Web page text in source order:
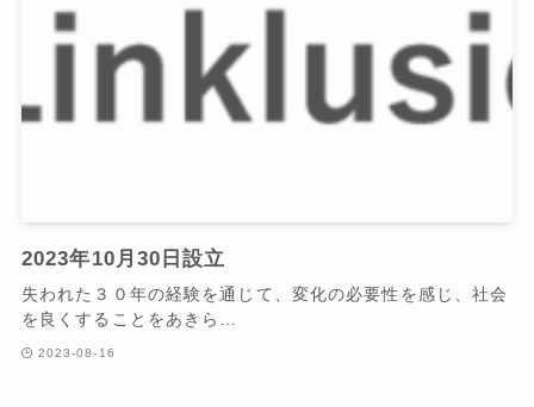
2023年10月30日設立
失われた３０年の経験を通じて、変化の必要性を感じ、社会
を良くすることをあきら…
2023-08-16